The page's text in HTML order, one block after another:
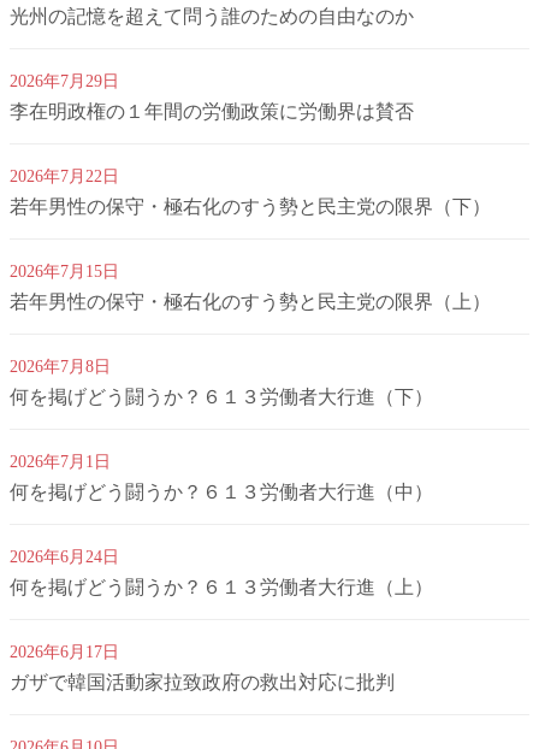
光州の記憶を超えて問う誰のための自由なのか
2026年7月29日
李在明政権の１年間の労働政策に労働界は賛否
2026年7月22日
若年男性の保守・極右化のすう勢と民主党の限界（下）
2026年7月15日
若年男性の保守・極右化のすう勢と民主党の限界（上）
2026年7月8日
何を掲げどう闘うか？６１３労働者大行進（下）
2026年7月1日
何を掲げどう闘うか？６１３労働者大行進（中）
2026年6月24日
何を掲げどう闘うか？６１３労働者大行進（上）
2026年6月17日
ガザで韓国活動家拉致政府の救出対応に批判